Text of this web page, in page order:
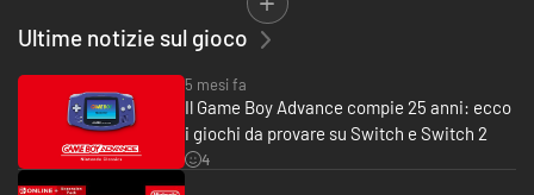
Save Data Cloud
Securely and automatically back up your game data online for easy
access. This makes it simple to retrieve your game data if you lose your
Nintendo Switch console, or start using a new one.
Smartphone app
Ultime notizie sul gioco
5 mesi fa
Il Game Boy Advance compie 25 anni: ecco
i giochi da provare su Switch e Switch 2
4